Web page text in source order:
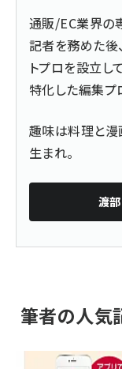
通販/EC業界の
記者を務めた後
トプロを設立
特化した編集プ
趣味は料理と漫
生まれ。
渡
筆者の人気